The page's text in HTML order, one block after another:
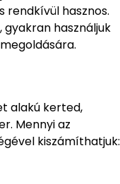
rendkívül hasznos.
használjuk
alakú kerted,
Mennyi az
kiszámíthatjuk: